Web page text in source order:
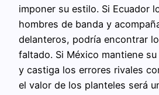
imponer su estilo. Si Ecuador
hombres de banda y
delanteros, podría encontrar
faltado. Si México mantiene
y castiga los errores rivales
el valor de los planteles será